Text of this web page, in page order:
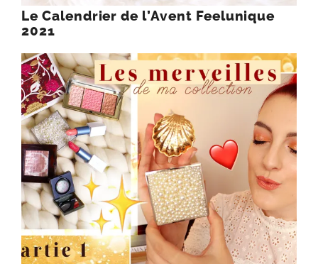
Le Calendrier de l’Avent Feelunique
2021